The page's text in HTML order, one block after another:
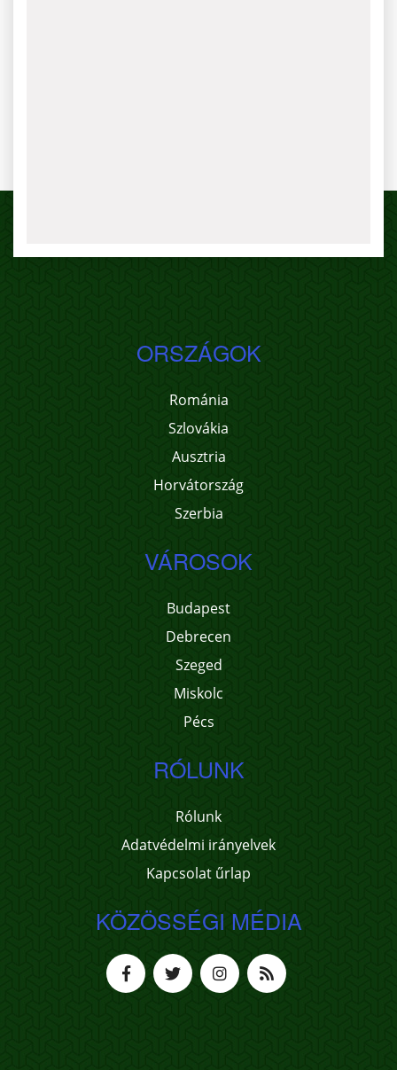
ORSZÁGOK
Románia
Szlovákia
Ausztria
Horvátország
Szerbia
VÁROSOK
Budapest
Debrecen
Szeged
Miskolc
Pécs
RÓLUNK
Rólunk
Adatvédelmi irányelvek
Kapcsolat űrlap
KÖZÖSSÉGI MÉDIA